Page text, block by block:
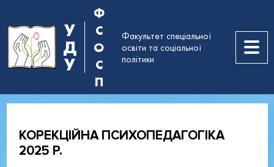
У
Д
У
Ф
С
О
С
П
Факультет спеціальної
освіти та соціальної
політики
КОРЕКЦІЙНА ПСИХОПЕДАГОГІКА
2025 Р.